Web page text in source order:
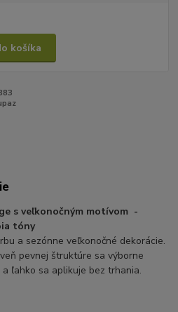
košíka
s veľkonočným motívom -
tóny
a sezónne veľkonočné dekorácie.
pevnej štruktúre sa výborne
ľahko sa aplikuje bez trhania.